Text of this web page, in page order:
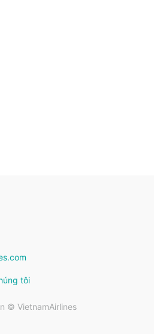
tôi
© VietnamAirlines